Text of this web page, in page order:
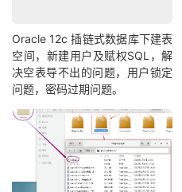
Oracle 12c 插链式数据库下建表
空间，新建用户及赋权SQL，解
决空表导不出的问题，用户锁定
问题，密码过期问题。